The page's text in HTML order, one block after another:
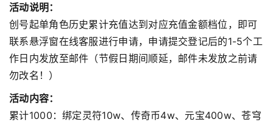
活动说明：
创号起单角色历史累计充值达到对应充值金额档位，即可
联系悬浮窗在线客服进行申请，申请提交登记后的1-5个工
作日内发放至邮件（节假日期间顺延，邮件未发放之前请
勿改名！）
活动内容：
累计1000：绑定灵符10w、传奇币4w、元宝400w、苍穹